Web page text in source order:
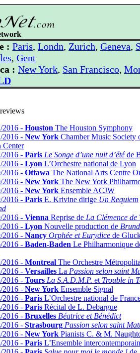
: Paris, Londn, Zurich, Geneva,
, Gent
: New York, San Francisco,
2016 - Houston The Houston Symphony
2016 - New York Chamber Music Society
Center
2016 - Paris Le Songe d’une nuit d’étéde
2016 - Lyon L’Orchestre national de Lyon
2016 - Ottawa The National Arts Centre
2016 - New York The New York
2016 - New York Ensemble ACJW
2016 - Paris E. Krivine dirige Un Requiem
2016 - Vienna Reprise de La Clémence de
2016 - Lyon Nouvelle production de
2016 - Nancy Orphée et Eurydice de
2016 - Baden-Baden Le Philharmonique
2016 - Montreal The Orchestre
2016 - Versailles La Passion selon saint
2016 - Tours La S.A.D.M.P. et Trouble in
2016 - New York Ensemble Signal
2016 - Paris L’Orchestre national de
2016 - Paris Récital de L. Debargue
2016 - Bruxelles Béatrice et Bénédict
2016 - Strasbourg Passion selon saint
2016 - New York Pianists C. & M.
2016 - Paris L’Ensemble intercontemporain